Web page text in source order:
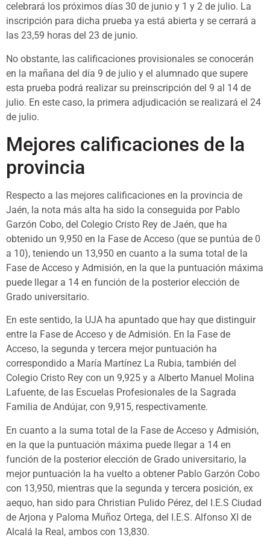
celebrará los próximos días 30 de junio y 1 y 2 de julio. La
inscripción para dicha prueba ya está abierta y se cerrará a
las 23,59 horas del 23 de junio.
No obstante, las calificaciones provisionales se conocerán
en la mañana del día 9 de julio y el alumnado que supere
esta prueba podrá realizar su preinscripción del 9 al 14 de
julio. En este caso, la primera adjudicación se realizará el 24
de julio.
Mejores calificaciones de la
provincia
Respecto a las mejores calificaciones en la provincia de
Jaén, la nota más alta ha sido la conseguida por Pablo
Garzón Cobo, del Colegio Cristo Rey de Jaén, que ha
obtenido un 9,950 en la Fase de Acceso (que se puntúa de 0
a 10), teniendo un 13,950 en cuanto a la suma total de la
Fase de Acceso y Admisión, en la que la puntuación máxima
puede llegar a 14 en función de la posterior elección de
Grado universitario.
En este sentido, la UJA ha apuntado que hay que distinguir
entre la Fase de Acceso y de Admisión. En la Fase de
Acceso, la segunda y tercera mejor puntuación ha
correspondido a María Martínez La Rubia, también del
Colegio Cristo Rey con un 9,925 y a Alberto Manuel Molina
Lafuente, de las Escuelas Profesionales de la Sagrada
Familia de Andújar, con 9,915, respectivamente.
En cuanto a la suma total de la Fase de Acceso y Admisión,
en la que la puntuación máxima puede llegar a 14 en
función de la posterior elección de Grado universitario, la
mejor puntuación la ha vuelto a obtener Pablo Garzón Cobo
con 13,950, mientras que la segunda y tercera posición, ex
aequo, han sido para Christian Pulido Pérez, del I.E.S Ciudad
de Arjona y Paloma Muñoz Ortega, del I.E.S. Alfonso XI de
Alcalá la Real, ambos con 13,830.